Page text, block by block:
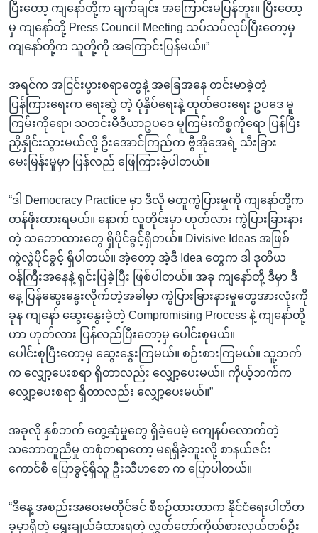
ပြီးတော့ ကျနော်တို့က ချက်ချင်း အကြောင်းမပြန်ဘူး။ ပြီးတော့
မှ ကျနော်တို့ Press Council Meeting သပ်သပ်လုပ်ပြီးတော့မှ
ကျနော်တို့က သူတို့ကို အကြောင်းပြန်မယ်။”
အရင်က အငြင်းပွားစရာတွေနဲ့ အခြေအနေ တင်းမာခဲ့တဲ့
ပြန်ကြားရေးက ရေးဆွဲ တဲ့ ပုံနှိပ်ရေးနဲ့ ထုတ်ဝေးရေး ဥပဒေ မူ
ကြမ်းကိုရော၊ သတင်းမီဒီယာဥပဒေ မူကြမ်းကိစ္စကိုရော ပြန်ပြီး
ညှိနှိုင်းသွားမယ်လို့ ဦးအောင်ကြည်က ဗွီအိုအေရဲ့ သီးခြား
မေးမြန်းမှုမှာ ပြန်လည် ဖြေကြားခဲ့ပါတယ်။
“ဒါ Democracy Practice မှာ ဒီလို မတူကွဲပြားမှုကို ကျနော်တို့က
တန်ဖိုးထားရမယ်။ နောက် လူတိုင်းမှာ ဟုတ်လား ကွဲပြားခြားနား
တဲ့ သဘောထားတွေ ရှိပိုင်ခွင့်ရှိတယ်။ Divisive Ideas အဖြစ်
ကွဲလွဲပိုင်ခွင့် ရှိပါတယ်။ အဲ့တော့ အဲ့ဒီ Idea တွေက ဒါ ဒုတိယ
ဝန်ကြီးအနေနဲ့ ရှင်းပြခဲ့ပြီး ဖြစ်ပါတယ်။ အခု ကျနော်တို့ ဒီမှာ ဒီ
နေ့ ပြန်ဆွေးနွေးလိုက်တဲ့အခါမှာ ကွဲပြားခြားနားမှုတွေအားလုံးကို
ခုန ကျနော် ဆွေးနွေးခဲ့တဲ့ Compromising Process နဲ့ ကျနော်တို့
ဟာ ဟုတ်လား ပြန်လည်ပြီးတော့မှ ပေါင်းစုမယ်။
ပေါင်းစုပြီးတော့မှ ဆွေးနွေးကြမယ်။ စဉ်းစားကြမယ်။ သူ့ဘက်
က လျှော့ပေးစရာ ရှိတာလည်း လျှော့ပေးမယ်။ ကိုယ့်ဘက်က
လျှော့ပေးစရာ ရှိတာလည်း လျှော့ပေးမယ်။”
အခုလို နှစ်ဘက် တွေ့ဆုံမှုတွေ ရှိခဲ့ပေမဲ့ ကျေနပ်လောက်တဲ့
သဘောတူညီမှု တစုံတရာတော့ မရရှိခဲ့ဘူးလို့ စာနယ်ဇင်း
ကောင်စီ ပြောခွင့်ရှိသူ ဦးသီဟစော က ပြောပါတယ်။
“ဒီနေ့ အစည်းအဝေးမတိုင်ခင် စီစဉ်ထားတာက နိုင်ငံရေးပါတီတ
ခုမှာရှိတဲ့ ရွေးချယ်ခံထားရတဲ့ လွှတ်တော်ကိုယ်စားလှယ်တစ်ဦး